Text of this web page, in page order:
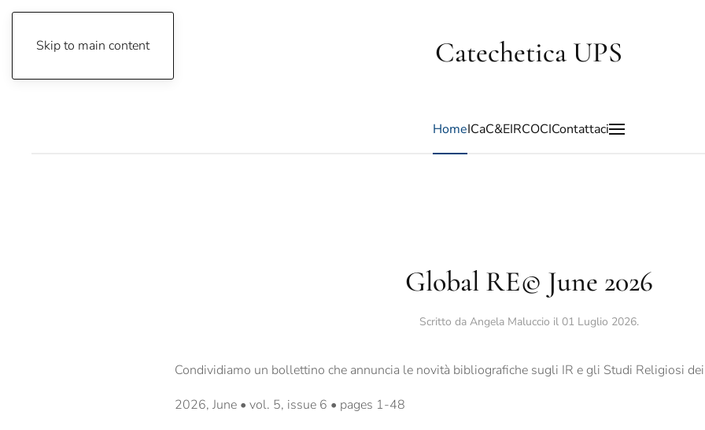
Skip to main content Catechetica UPS
HomeICaC&EIRCOCIContattaci
Global RE© June 2026
Scritto da Angela Maluccio il 01 Luglio 2026.
Condividiamo un bollettino che annuncia le novità bibliografiche sugli IR e gli Studi Religiosi
2026, June • vol. 5, issue 6 • pages 1-48